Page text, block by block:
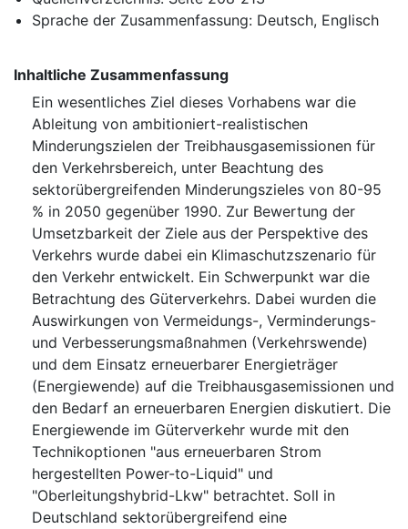
Sprache der Zusammenfassung: Deutsch, Englisch
Inhaltliche Zusammenfassung
Ein wesentliches Ziel dieses Vorhabens war die
Ableitung von ambitioniert-realistischen
Minderungszielen der Treibhausgasemissionen für
den Verkehrsbereich, unter Beachtung des
sektorübergreifenden Minderungszieles von 80-95
% in 2050 gegenüber 1990. Zur Bewertung der
Umsetzbarkeit der Ziele aus der Perspektive des
Verkehrs wurde dabei ein Klimaschutzszenario für
den Verkehr entwickelt. Ein Schwerpunkt war die
Betrachtung des Güterverkehrs. Dabei wurden die
Auswirkungen von Vermeidungs-, Verminderungs-
und Verbesserungsmaßnahmen (Verkehrswende)
und dem Einsatz erneuerbarer Energieträger
(Energiewende) auf die Treibhausgasemissionen und
den Bedarf an erneuerbaren Energien diskutiert. Die
Energiewende im Güterverkehr wurde mit den
Technikoptionen "aus erneuerbaren Strom
hergestellten Power-to-Liquid" und
"Oberleitungshybrid-Lkw" betrachtet. Soll in
Deutschland sektorübergreifend eine